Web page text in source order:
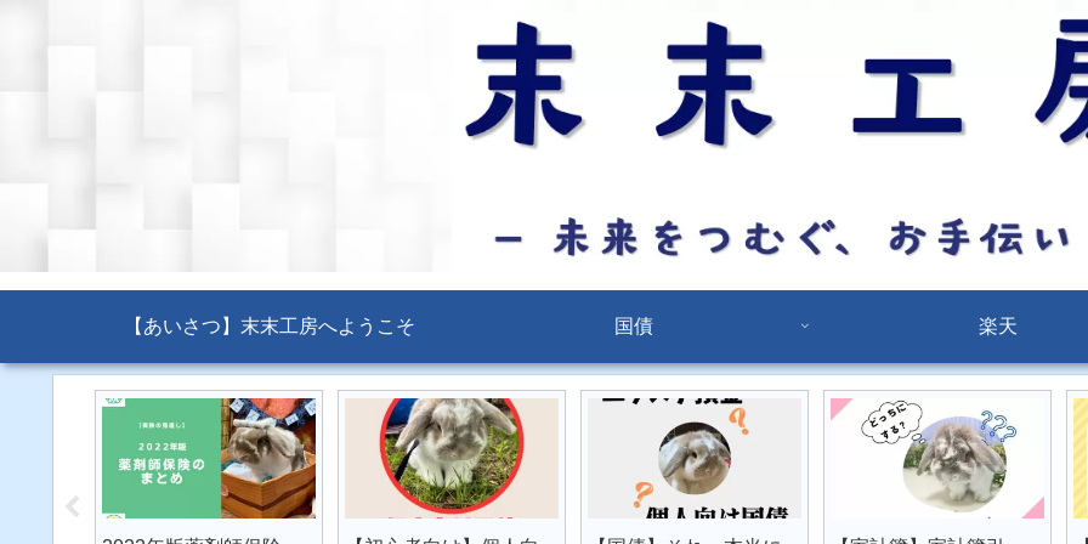
【あいさつ】末末工房へようこそ 国債 楽天